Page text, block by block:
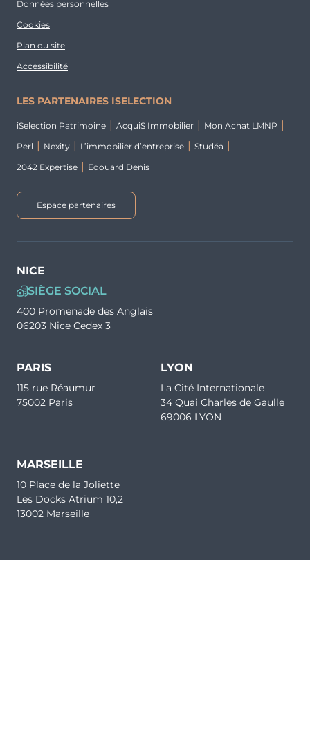
Données personnelles
Cookies
Plan du site
Accessibilité
LES PARTENAIRES ISELECTION
iSelection Patrimoine AcquiS Immobilier
Mon Achat LMNP
Perl
Nexity L’immobilier d’entreprise
Studéa
2042 Expertise
Edouard Denis
Espace partenaires
NICE
SIÈGE SOCIAL
400 Promenade des Anglais
06203 Nice Cedex 3
PARIS
115 rue Réaumur
75002 Paris
LYON
La Cité Internationale
34 Quai Charles de Gaulle
69006 LYON
MARSEILLE
10 Place de la Joliette
Les Docks Atrium 10,2
13002 Marseille